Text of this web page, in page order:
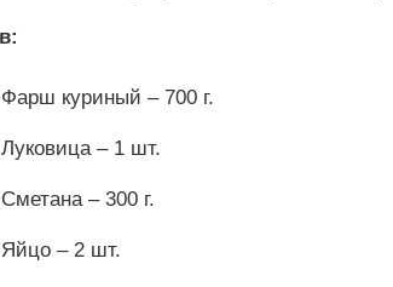
Фарш куриный – 700 г.
Луковица – 1 шт.
Сметана – 300 г.
Яйцо – 2 шт.